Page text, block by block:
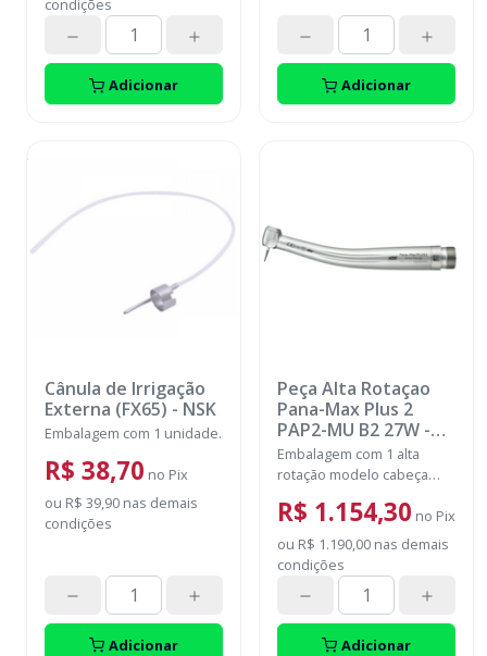
condições
Adicionar Adicionar
Cânula de Irrigação
Externa (FX65) - NSK
Embalagem com 1 unidade.
R$ 38,70 no Pix
ou R$ 39,90 nas demais
condições
Adicionar
Peça Alta Rotaçao
Pana-Max Plus 2
PAP2-MU B2 27W -
NSK
Embalagem com 1 alta
rotação modelo cabeça
R$ 1.154,30 no Pix
ou R$ 1.190,00 nas demais
condições
Adicionar